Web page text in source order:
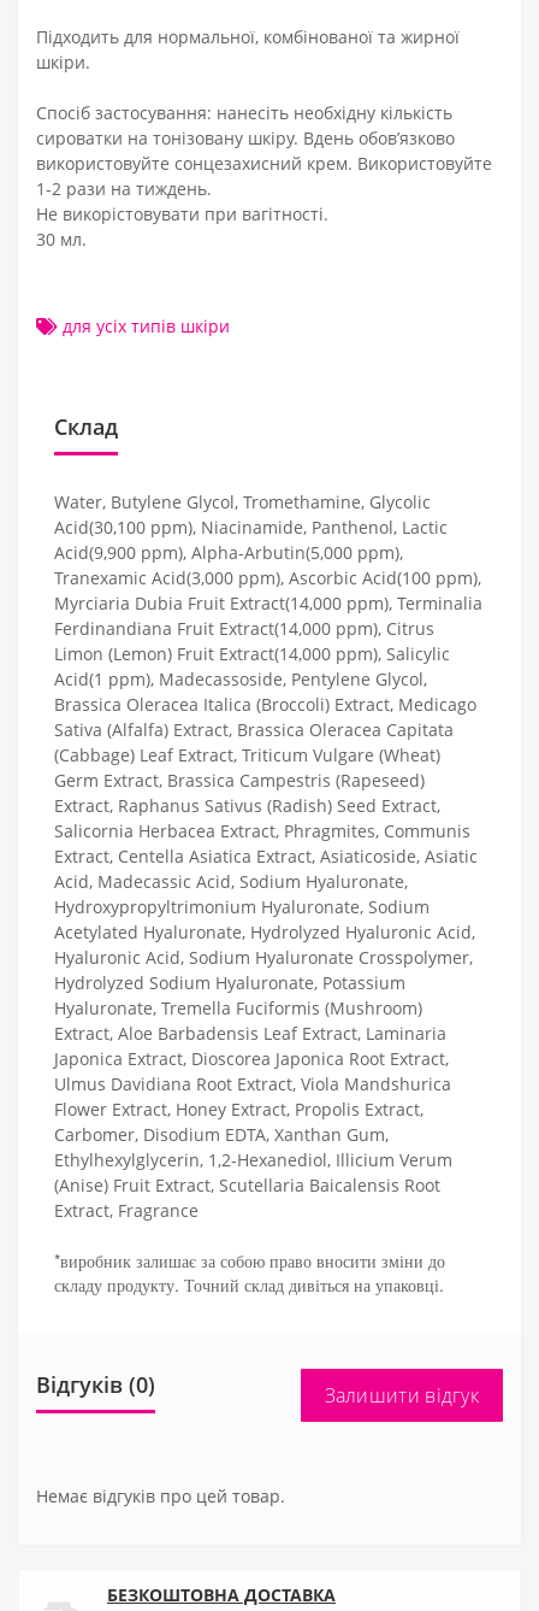
Підходить для нормальної, комбінованої та жирної
шкіри.
Спосіб застосування: нанесіть необхідну кількість
сироватки на тонізовану шкіру. Вдень обов’язково
використовуйте сонцезахисний крем. Використовуйте
1-2 рази на тиждень.
Не викорістовувати при вагітності.
30 мл.
для усіх типів шкіри
Склад
Water, Butylene Glycol, Tromethamine, Glycolic
Acid(30,100 ppm), Niacinamide, Panthenol, Lactic
Acid(9,900 ppm), Alpha-Arbutin(5,000 ppm),
Tranexamic Acid(3,000 ppm), Ascorbic Acid(100 ppm),
Myrciaria Dubia Fruit Extract(14,000 ppm), Terminalia
Ferdinandiana Fruit Extract(14,000 ppm), Citrus
Limon (Lemon) Fruit Extract(14,000 ppm), Salicylic
Acid(1 ppm), Madecassoside, Pentylene Glycol,
Brassica Oleracea Italica (Broccoli) Extract, Medicago
Sativa (Alfalfa) Extract, Brassica Oleracea Capitata
(Cabbage) Leaf Extract, Triticum Vulgare (Wheat)
Germ Extract, Brassica Campestris (Rapeseed)
Extract, Raphanus Sativus (Radish) Seed Extract,
Salicornia Herbacea Extract, Phragmites, Communis
Extract, Centella Asiatica Extract, Asiaticoside, Asiatic
Acid, Madecassic Acid, Sodium Hyaluronate,
Hydroxypropyltrimonium Hyaluronate, Sodium
Acetylated Hyaluronate, Hydrolyzed Hyaluronic Acid,
Hyaluronic Acid, Sodium Hyaluronate Crosspolymer,
Hydrolyzed Sodium Hyaluronate, Potassium
Hyaluronate, Tremella Fuciformis (Mushroom)
Extract, Aloe Barbadensis Leaf Extract, Laminaria
Japonica Extract, Dioscorea Japonica Root Extract,
Ulmus Davidiana Root Extract, Viola Mandshurica
Flower Extract, Honey Extract, Propolis Extract,
Carbomer, Disodium EDTA, Xanthan Gum,
Ethylhexylglycerin, 1,2-Hexanediol, Illicium Verum
(Anise) Fruit Extract, Scutellaria Baicalensis Root
Extract, Fragrance
*виробник залишає за собою право вносити зміни до
складу продукту. Точний склад дивіться на упаковці.
Відгуків (0) Залишити відгук
Немає відгуків про цей товар.
БЕЗКОШТОВНА ДОСТАВКА